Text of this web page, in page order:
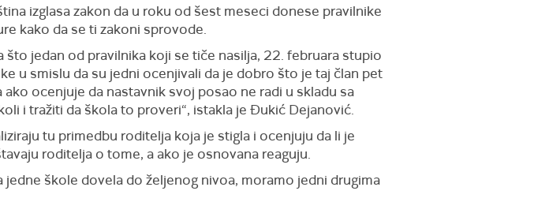
izglasa zakon da u roku od šest meseci donese pravilnike
kako da se ti zakoni sprovode.
jedan od pravilnika koji se tiče nasilja, 22. februara stupio
u smislu da su jedni ocenjivali da je dobro što je taj član pet
ocenjuje da nastavnik svoj posao ne radi u skladu sa
i tražiti da škola to proveri“, istakla je Đukić Dejanović.
tu primedbu roditelja koja je stigla i ocenjuju da li je
roditelja o tome, a ako je osnovana reaguju.
škole dovela do željenog nivoa, moramo jedni drugima